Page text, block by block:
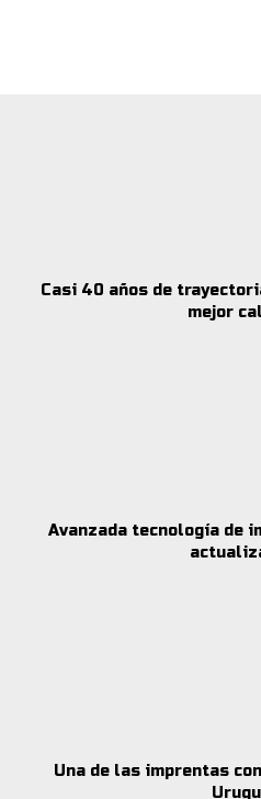
Casi 40 años de
mejor
Avanzada tecnología de
Una de las imprentas